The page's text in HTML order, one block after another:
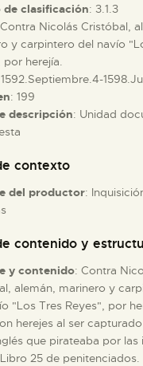
de clasificación: 3.1.3
Nicolás Cristóbal,
y carpintero del navío
por herejía.
: 199
descripción: Unidad
contexto
del productor:
contenido y
y contenido: Contra
alemán, marinero y
"Los Tres Reyes", por
herejes al ser
que pirateaba por las
25 de penitenciados.